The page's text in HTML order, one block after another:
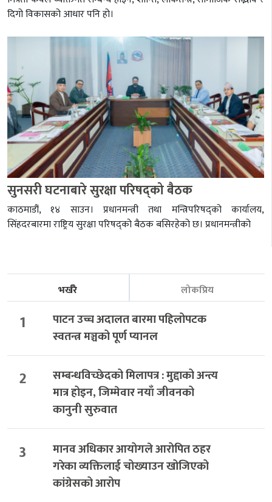
दिगो विकासको आधार पनि हो।
सुनसरी घटनाबारे सुरक्षा परिषद्को बैठक
काठमाडौं, १४ साउन। प्रधानमन्त्री तथा मन्त्रिपरिषद्को कार्यालय,
सिंहदरबारमा राष्ट्रिय सुरक्षा परिषद्को बैठक बसिरहेको छ। प्रधानमन्त्रीको
भर्खरै लोकप्रिय
1
पाटन उच्च अदालत बारमा पहिलोपटक
स्वतन्त्र मञ्चको पूर्ण प्यानल
2
सम्बन्धविच्छेदको मिलापत्र : मुद्दाको अन्त्य
मात्र होइन, जिम्मेवार नयाँ जीवनको
कानुनी सुरुवात
3
मानव अधिकार आयोगले आरोपित ठहर
गरेका व्यक्तिलाई चोख्याउन खोजिएको
कांग्रेसको आरोप